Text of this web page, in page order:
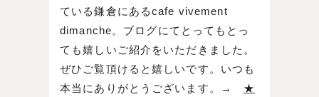
ている鎌倉にあるcafe vivement
dimanche。ブログにてとってもとっ
ても嬉しいご紹介をいただきました。
ぜひご覧頂けると嬉しいです。いつも
本当にありがとうございます。→ ★